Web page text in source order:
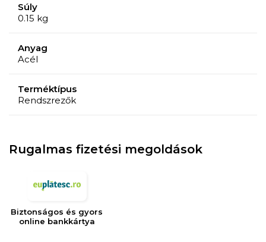
Súly
0.15 kg
Anyag
Acél
Terméktípus
Rendszrezők
Rugalmas fizetési megoldások
Biztonságos és gyors
online bankkártya